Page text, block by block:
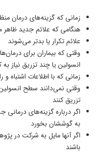
زمانی که گزینه‌های درمان
هنگامی که علائم جدید
علائم تکرار یا بدتر می‌شوند
وقتی که بیماران برای
انسولین یا چند تزریق نیاز
زمانی که با اطلاعات اشتباه
وقتی نمی‌دانند سطح
تزریق کنند
اگر درباره گزینه‌های
به گوششان بخورد
اگر آنها مایل به شرکت در
باشند